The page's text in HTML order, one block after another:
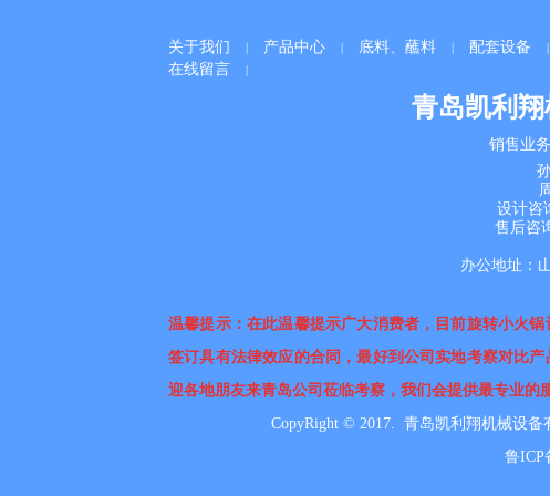
关于我们 | 产品中心 | 底料、蘸料 | 配套设备 |
在线留言 |
青岛凯利
销售 业
孙
周
设计咨
售后咨
办公地址：
温馨提示：在此温馨提示广大消费者，目前旋转小火
签订具有法律效应的合同，最好到公司实地考察对比
迎各地朋友来青岛公司莅临考察，我们会提供最专业的
CopyRight © 2017. 青岛凯利翔机械设备
鲁ICP